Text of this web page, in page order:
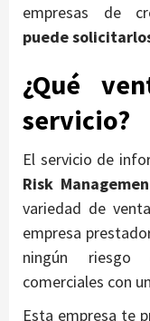
empresas de
puede
¿Qué
servicio?
El servicio de
Risk
variedad de
empresa
ningún riesgo
comerciales con
Esta empresa te